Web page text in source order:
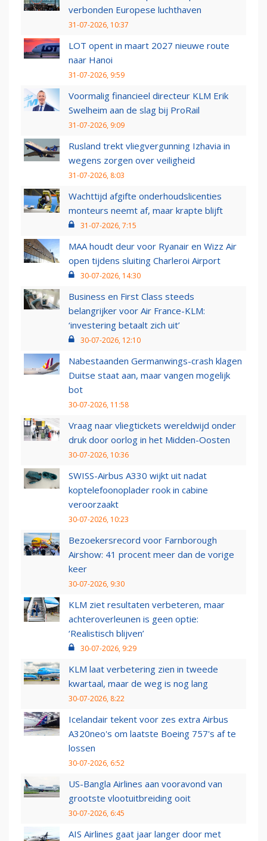
verbonden Europese luchthaven
31-07-2026, 10:37
LOT opent in maart 2027 nieuwe route
naar Hanoi
31-07-2026, 9:59
Voormalig financieel directeur KLM Erik
Swelheim aan de slag bij ProRail
31-07-2026, 9:09
Rusland trekt vliegvergunning Izhavia in
wegens zorgen over veiligheid
31-07-2026, 8:03
Wachttijd afgifte onderhoudslicenties
monteurs neemt af, maar krapte blijft
31-07-2026, 7:15
MAA houdt deur voor Ryanair en Wizz Air
open tijdens sluiting Charleroi Airport
30-07-2026, 14:30
Business en First Class steeds
belangrijker voor Air France-KLM:
‘investering betaalt zich uit’
30-07-2026, 12:10
Nabestaanden Germanwings-crash klagen
Duitse staat aan, maar vangen mogelijk
bot
30-07-2026, 11:58
Vraag naar vliegtickets wereldwijd onder
druk door oorlog in het Midden-Oosten
30-07-2026, 10:36
SWISS-Airbus A330 wijkt uit nadat
koptelefoonoplader rook in cabine
veroorzaakt
30-07-2026, 10:23
Bezoekersrecord voor Farnborough
Airshow: 41 procent meer dan de vorige
keer
30-07-2026, 9:30
KLM ziet resultaten verbeteren, maar
achteroverleunen is geen optie:
‘Realistisch blijven’
30-07-2026, 9:29
KLM laat verbetering zien in tweede
kwartaal, maar de weg is nog lang
30-07-2026, 8:22
Icelandair tekent voor zes extra Airbus
A320neo's om laatste Boeing 757's af te
lossen
30-07-2026, 6:52
US-Bangla Airlines aan vooravond van
grootste vlootuitbreiding ooit
30-07-2026, 6:45
AIS Airlines gaat jaar langer door met